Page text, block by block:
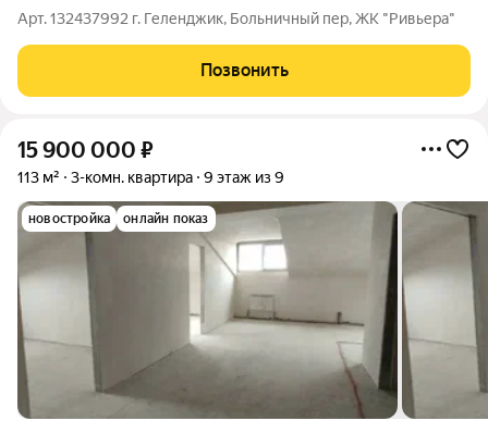
Арт. 132437992 г. Геленджик, Больничный пер, ЖК "Ривьера"
Позвонить
15 900 000 ₽
113 м² 3-комн. квартира 9 этаж из 9
новостройка онлайн показ